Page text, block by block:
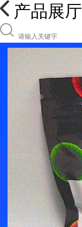
产品展厅